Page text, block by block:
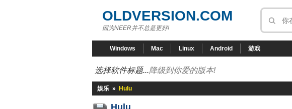
OLDVERSION.COM
因为NEER并不总是更好!
Windows Mac Linux Android 游戏
选择软件标题...降级到你爱的版本!
娱乐 » Hulu
Hulu